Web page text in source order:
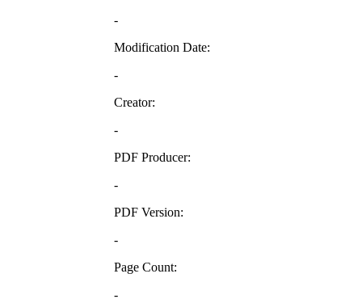
-
Modification Date:
-
Creator:
-
PDF Producer:
-
PDF Version:
-
Page Count:
-